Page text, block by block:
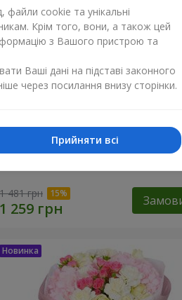
1 481 грн
cookie та унікальні
Крім того, вони, а також цей
з Вашого пристрою та
Ваші дані на підставі законного
через посилання внизу сторінки.
Прийняти всі